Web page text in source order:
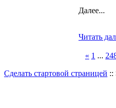
Далее...
Читать
« 1 ...
Сделать стартовой страницей ::